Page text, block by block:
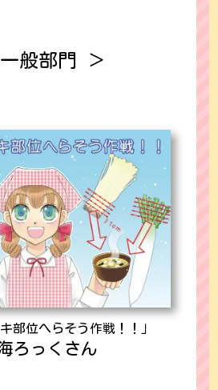
般部門 ＞
部位へらそう作戦！！」
ろっくさん